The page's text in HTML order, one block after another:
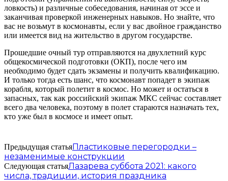
ловкость) и различные собеседования, начиная от эссе и
заканчивая проверкой инженерных навыков. Но знайте, что
вас не возьмут в космонавты, если у вас двойное гражданство
или имеется вид на жительство в другом государстве.
Прошедшие очный тур отправляются на двухлетний курс
общекосмической подготовки (ОКП), после чего им
необходимо будет сдать экзамены и получить квалификацию.
И только тогда есть шанс, что космонавт попадет в экипаж
корабля, который полетит в космос. Но может и остаться в
запасных, так как российский экипаж МКС сейчас составляет
всего два человека, поэтому в полет стараются назначать тех,
кто уже был в космосе и имеет опыт.
Предыдущая статьяПластиковые перегородки –
незаменимые конструкции
Следующая статьяЛазарева суббота 2021: какого
числа, традиции, история праздника